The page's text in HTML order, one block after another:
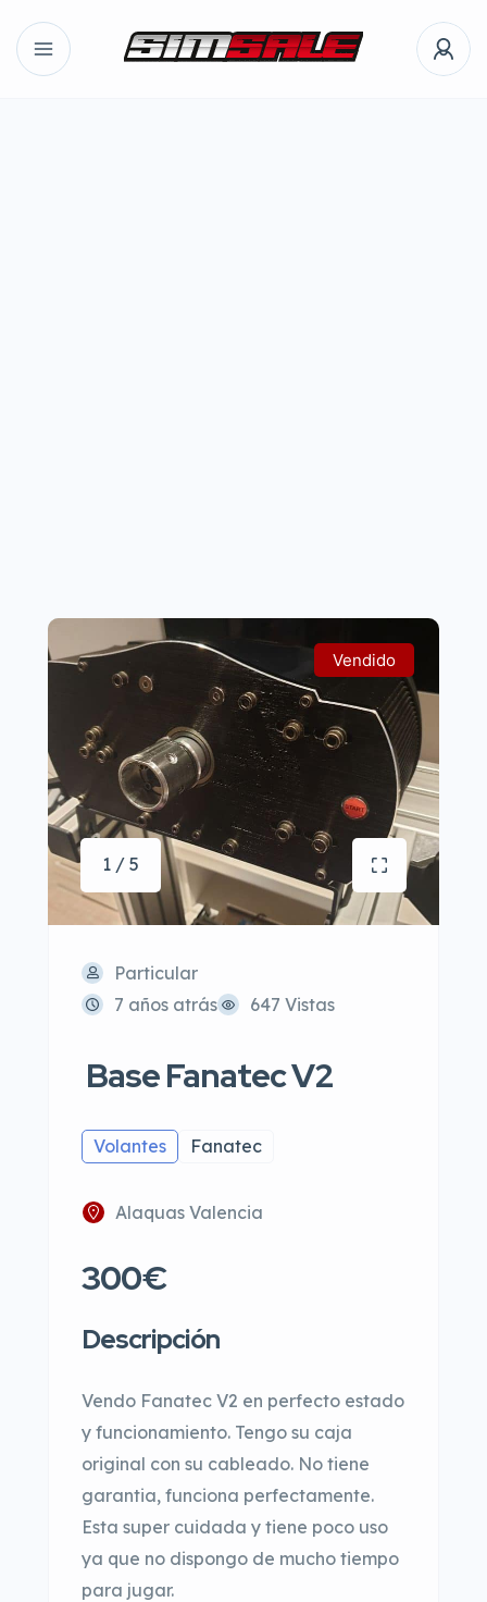
Vendido
1 / 5
Particular
7 años atrás
647 Vistas
Base Fanatec V2
Volantes Fanatec
Alaquas Valencia
300€
Descripción
Vendo Fanatec V2 en perfecto estado
y funcionamiento. Tengo su caja
original con su cableado. No tiene
garantia, funciona perfectamente.
Esta super cuidada y tiene poco uso
ya que no dispongo de mucho tiempo
para jugar.